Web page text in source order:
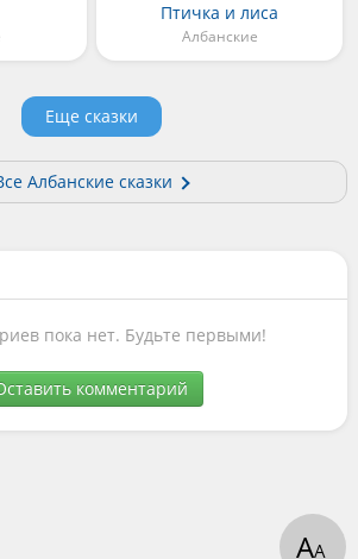
Птичка и лиса
Албанские
Еще сказки
Албанские сказки
пока нет. Будьте первыми!
комментарий
АА